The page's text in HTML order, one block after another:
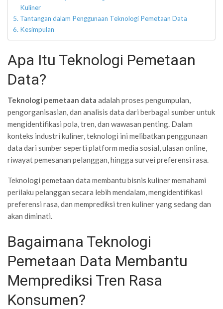
Kuliner
Tantangan dalam Penggunaan Teknologi Pemetaan Data
Kesimpulan
Apa Itu Teknologi Pemetaan
Data?
Teknologi pemetaan data adalah proses pengumpulan,
pengorganisasian, dan analisis data dari berbagai sumber untuk
mengidentifikasi pola, tren, dan wawasan penting. Dalam
konteks industri kuliner, teknologi ini melibatkan penggunaan
data dari sumber seperti platform media sosial, ulasan online,
riwayat pemesanan pelanggan, hingga survei preferensi rasa.
Teknologi pemetaan data membantu bisnis kuliner memahami
perilaku pelanggan secara lebih mendalam, mengidentifikasi
preferensi rasa, dan memprediksi tren kuliner yang sedang dan
akan diminati.
Bagaimana Teknologi
Pemetaan Data Membantu
Memprediksi Tren Rasa
Konsumen?